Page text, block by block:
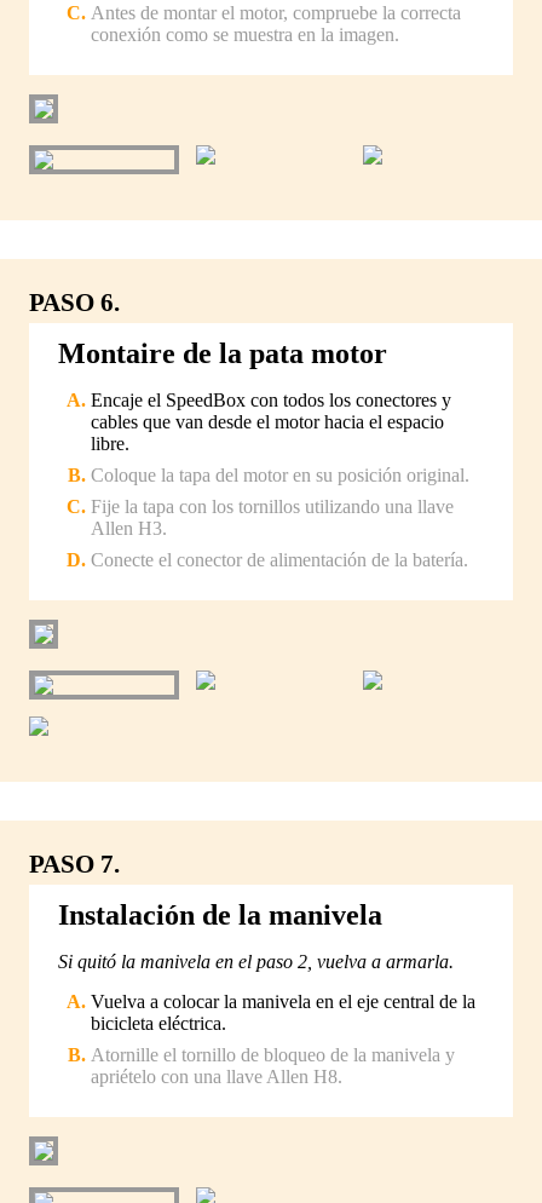
Antes de montar el motor, compruebe la correcta
conexión como se muestra en la imagen.
PASO 6.
Montaire de la pata motor
Encaje el SpeedBox con todos los conectores y
cables que van desde el motor hacia el espacio
libre.
Coloque la tapa del motor en su posición original.
Fije la tapa con los tornillos utilizando una llave
Allen H3.
Conecte el conector de alimentación de la batería.
PASO 7.
Instalación de la manivela
Si quitó la manivela en el paso 2, vuelva a armarla.
Vuelva a colocar la manivela en el eje central de la
bicicleta eléctrica.
Atornille el tornillo de bloqueo de la manivela y
apriételo con una llave Allen H8.